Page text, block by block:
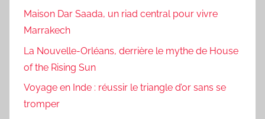
Maison Dar Saada, un riad central pour vivre
Marrakech
La Nouvelle-Orléans, derrière le mythe de House
of the Rising Sun
Voyage en Inde : réussir le triangle d’or sans se
tromper